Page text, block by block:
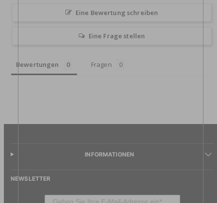
Eine Bewertung schreiben
Eine Frage stellen
Bewertungen Fragen
INFORMATIONEN
NEWSLETTER